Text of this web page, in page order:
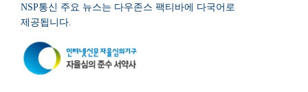
NSP통신 주요 뉴스는 다우존스 팩티바에 다국어로
제공됩니다.